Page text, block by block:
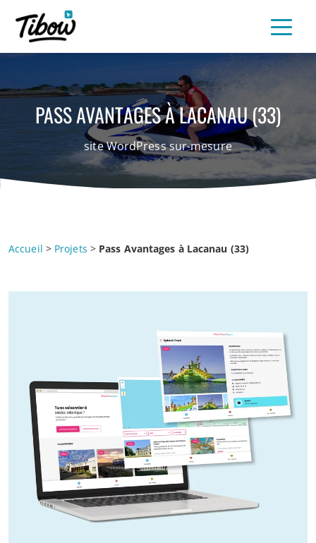
PASS AVANTAGES À LACANAU (33)
site WordPress sur-mesure
Accueil > Projets > Pass Avantages à Lacanau (33)